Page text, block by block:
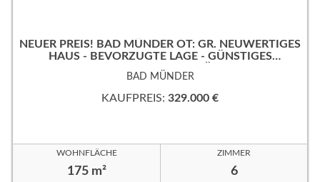
NEUER PREIS! BAD MÜNDER OT: GR. NEUWERTIGES
HAUS - BEVORZUGTE LAGE - GÜNSTIGES
ERBPACHTGRUNDSTÜCK!
BAD MÜNDER
KAUFPREIS: 329.000 €
WOHNFLÄCHE
175 m²
ZIMMER
6